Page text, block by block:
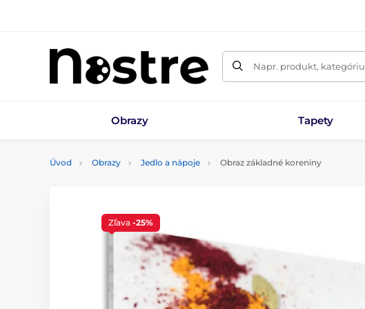
Napr. produkt, kategóriu
Obrazy Tapety
Úvod Obrazy Jedlo a nápoje Obraz základné koreniny
Zľava -25%